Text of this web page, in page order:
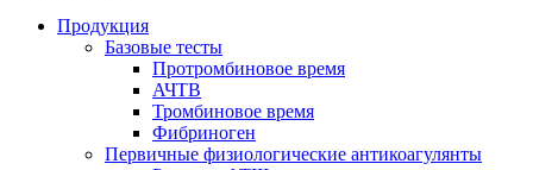
Продукция
Базовые тесты
Протромбиновое время
АЧТВ
Тромбиновое время
Фибриноген
Первичные физиологические антикоагулянты